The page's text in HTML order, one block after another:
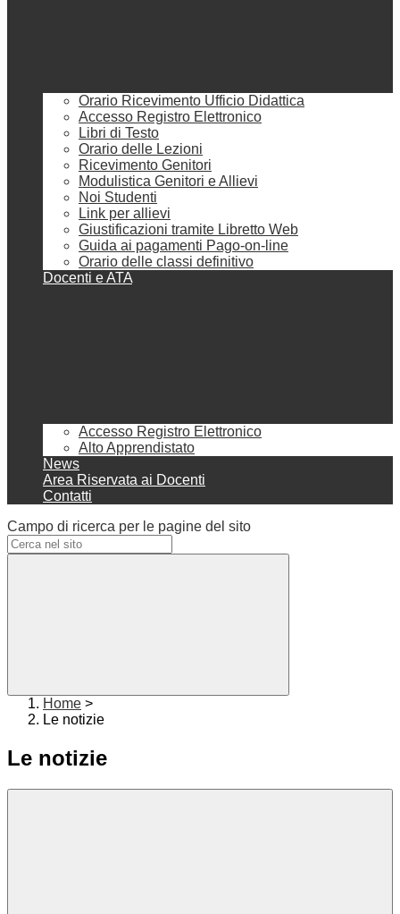
Orario Ricevimento Ufficio Didattica
Accesso Registro Elettronico
Libri di Testo
Orario delle Lezioni
Ricevimento Genitori
Modulistica Genitori e Allievi
Noi Studenti
Link per allievi
Giustificazioni tramite Libretto Web
Guida ai pagamenti Pago-on-line
Orario delle classi definitivo
Docenti e ATA
Accesso Registro Elettronico
Alto Apprendistato
News
Area Riservata ai Docenti
Contatti
Campo di ricerca per le pagine del sito
Home >
Le notizie
Le notizie